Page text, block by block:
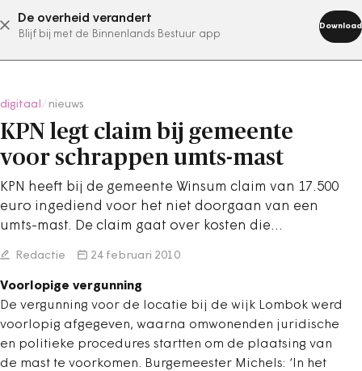
De overheid verandert
Blijf bij met de Binnenlands Bestuur app
Download
abonneer nu
digitaal nieuws
KPN legt claim bij gemeente
voor schrappen umts-mast
KPN heeft bij de gemeente Winsum claim van 17.500
euro ingediend voor het niet doorgaan van een
umts-mast. De claim gaat over kosten die…
Redactie 24 februari 2010
Voorlopige vergunning
De vergunning voor de locatie bij de wijk Lombok werd
voorlopig afgegeven, waarna omwonenden juridische
en politieke procedures startten om de plaatsing van
de mast te voorkomen. Burgemeester Michels: ‘In het